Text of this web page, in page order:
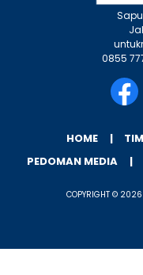
0855
HOME
PEDOMAN MEDIA
COPYRIGHT ©